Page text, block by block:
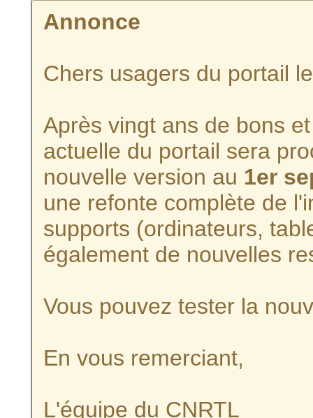
Annonce
Chers usagers du portail
Après vingt ans de bons
actuelle du portail sera
nouvelle version au 1er
une refonte complète de
supports (ordinateurs,
également de nouvelles
Vous pouvez tester la
En vous remerciant,
L'équipe du CNRTL